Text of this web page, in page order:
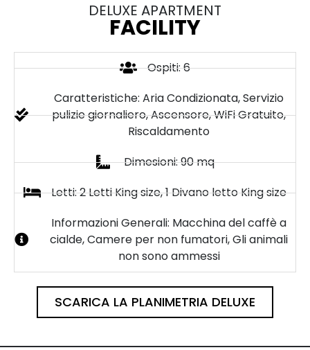
DELUXE APARTMENT
FACILITY
Ospiti: 6
Caratteristiche: Aria Condizionata, Servizio
pulizie giornaliero, Ascensore, WiFi Gratuito,
Riscaldamento
Dimesioni: 90 mq
Letti: 2 Letti King size, 1 Divano letto King size
Informazioni Generali: Macchina del caffè a
cialde, Camere per non fumatori, Gli animali
non sono ammessi
SCARICA LA PLANIMETRIA DELUXE